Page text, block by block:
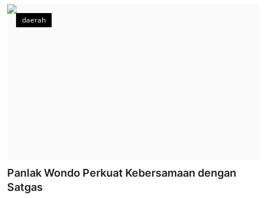
daerah
Panlak Wondo Perkuat Kebersamaan dengan
Satgas